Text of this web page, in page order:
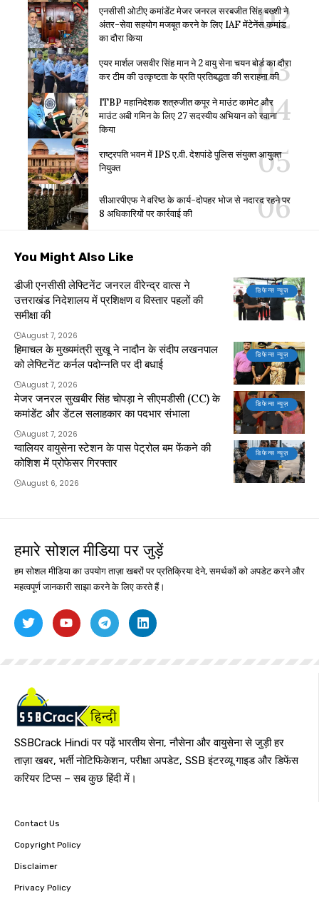
एनसीसी ओटीए कमांडेंट मेजर जनरल सरबजीत सिंह बख्शी ने
अंतर-सेवा सहयोग मजबूत करने के लिए IAF मेंटेनेंस कमांड
का दौरा किया
एयर मार्शल जसवीर सिंह मान ने 2 वायु सेना चयन बोर्ड का दौरा
कर टीम की उत्कृष्टता के प्रति प्रतिबद्धता की सराहना की
ITBP महानिदेशक शत्रुजीत कपूर ने माउंट कामेट और
माउंट अबी गमिन के लिए 27 सदस्यीय अभियान को रवाना
किया
राष्ट्रपति भवन में IPS ए.वी. देशपांडे पुलिस संयुक्त आयुक्त
नियुक्त
सीआरपीएफ ने वरिष्ठ के कार्य-दोपहर भोज से नदारद रहने पर
8 अधिकारियों पर कार्रवाई की
You Might Also Like
डिफेन्स न्यूज़
डीजी एनसीसी लेफ्टिनेंट जनरल वीरेन्द्र वात्स ने
उत्तराखंड निदेशालय में प्रशिक्षण व विस्तार पहलों की
समीक्षा की
August 7, 2026
डिफेन्स न्यूज़
हिमाचल के मुख्यमंत्री सुखू ने नादौन के संदीप लखनपाल
को लेफ्टिनेंट कर्नल पदोन्नति पर दी बधाई
August 7, 2026
डिफेन्स न्यूज़
मेजर जनरल सुखबीर सिंह चोपड़ा ने सीएमडीसी (CC) के
कमांडेंट और डेंटल सलाहकार का पदभार संभाला
August 7, 2026
डिफेन्स न्यूज़
ग्वालियर वायुसेना स्टेशन के पास पेट्रोल बम फेंकने की
कोशिश में प्रोफेसर गिरफ्तार
August 6, 2026
हमारे सोशल मीडिया पर जुड़ें
हम सोशल मीडिया का उपयोग ताज़ा खबरों पर प्रतिक्रिया देने, समर्थकों को अपडेट करने और
महत्वपूर्ण जानकारी साझा करने के लिए करते हैं।
SSBCrack Hindi पर पढ़ें भारतीय सेना, नौसेना और वायुसेना से जुड़ी हर
ताज़ा खबर, भर्ती नोटिफिकेशन, परीक्षा अपडेट, SSB इंटरव्यू गाइड और डिफेंस
करियर टिप्स – सब कुछ हिंदी में।
Contact Us
Copyright Policy
Disclaimer
Privacy Policy